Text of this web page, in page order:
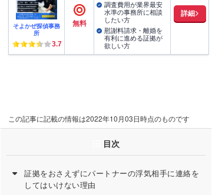
そよかぜ探偵事務
所
3.7
無料
調査費用が業界最安
水準の事務所に相談
したい方
慰謝料請求・離婚を
有利に進める証拠が
欲しい方
詳細
この記事に記載の情報は2022年10月03日時点のものです
目次
証拠をおさえずにパートナーの浮気相手に連絡を
してはいけない理由